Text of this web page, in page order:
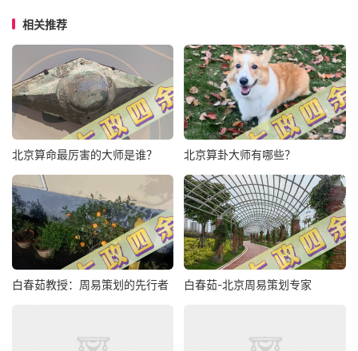
相关推荐
北京算命最厉害的大师是谁？ 北京算卦大师有哪些？
白春茹教授：周易策划的先行者 白春茹-北京周易策划专家